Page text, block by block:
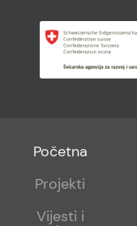
Footer
menu
Početna
Projekti
Vijesti i